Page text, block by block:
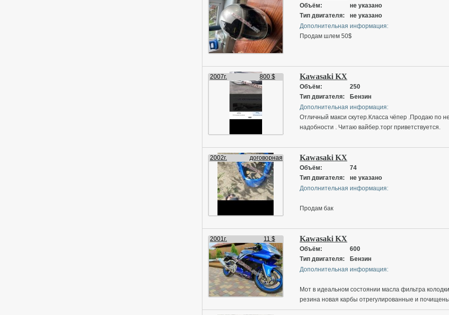
Объём:
не указано
Тип двигателя:
не указано
Дополнительная информация:
Продам шлем 50$
2007г. 800 $ Kawasaki KX
Объём:
250
Тип двигателя:
Бензин
Дополнительная информация:
Отличный макси скутер.Класса чёпер .Продаю по
надобности . Читаю вайбер.торг приветствуется.
2002г. договорная Kawasaki KX
Объём:
74
Тип двигателя:
не указано
Дополнительная информация:
Продам бак
2001г. 11 $ Kawasaki KX
Объём:
600
Тип двигателя:
Бензин
Дополнительная информация:
Мот в идеальном состоянии масла фильтра колодки
резина новая карбы отрегулированные и
сел и поехал возможен обмен на авто с моей